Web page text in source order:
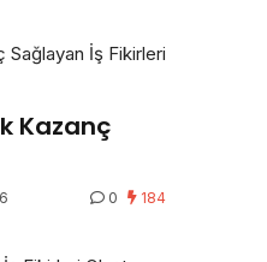
Kazanç
0 184